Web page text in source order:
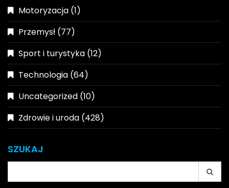
Motoryzacja (1)
Przemysł (77)
Sport i turystyka (12)
Technologia (64)
Uncategorized (10)
Zdrowie i uroda (428)
SZUKAJ
for: